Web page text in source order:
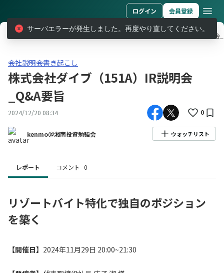
ログイン 会員登録
レポート 株式会社ダイブ（151A）IR説明会
会社説明会書き起こし株式会社ダイブ（151A）IR説明会_Q&A要旨
会社説明会書き起こし
株式会社ダイブ（151A）IR説明会
_Q&A要旨
2024/12/20 08:34 0
kenmo＠湘南投資勉強会 ウォッチリスト
レポート コメント 0
リゾートバイト特化で独自のポジション
を築く
【開催日】 2024年11月29日 20:00~21:30
サーバエラーが発生しました。再度やり直してください。